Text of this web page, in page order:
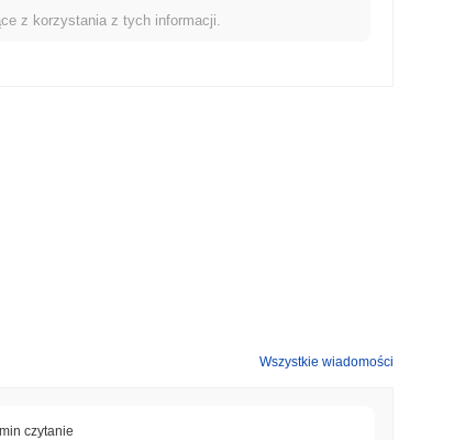
#496 miejscu globalnie według wielkości rynku. Ta
tokenów AI.
z korzystania z tych informacji.
Wszystkie wiadomości
czytanie